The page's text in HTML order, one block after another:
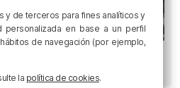
Bizkaia: cielo muy
y de terceros para fines analíticos y
personalizada en base a un perfil
de navegación (por ejemplo,
la política de cookies.